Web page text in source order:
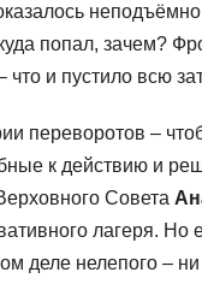
попал, зачем?
и пустило всю
переворотов –
к действию и
Совета
лагеря.
деле нелепого –